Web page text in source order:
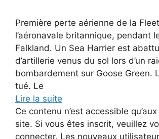
Première perte aérienne de la
l’aéronavale britannique, pendant
Falkland. Un Sea Harrier est
d’artillerie venus du sol lors d’un
bombardement sur Goose Green.
tué. Le
Lire la suite
Ce contenu n’est accessible
site. Si vous êtes inscrit, veuillez
connecter. Les nouveaux